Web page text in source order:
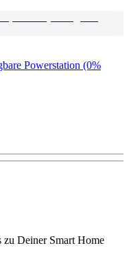
Powerstation (0%
zu Deiner Smart Home